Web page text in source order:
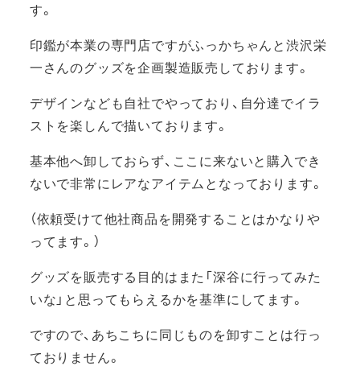
す。
印鑑が本業の専門店ですがふっかちゃんと渋沢栄
一さんのグッズを企画製造販売しております。
デザインなども自社でやっており、自分達でイラ
ストを楽しんで描いております。
基本他へ卸しておらず、ここに来ないと購入でき
ないで非常にレアなアイテムとなっております。
（依頼受けて他社商品を開発することはかなりや
ってます。）
グッズを販売する目的はまた「深谷に行ってみた
いな」と思ってもらえるかを基準にしてます。
ですので、あちこちに同じものを卸すことは行っ
ておりません。